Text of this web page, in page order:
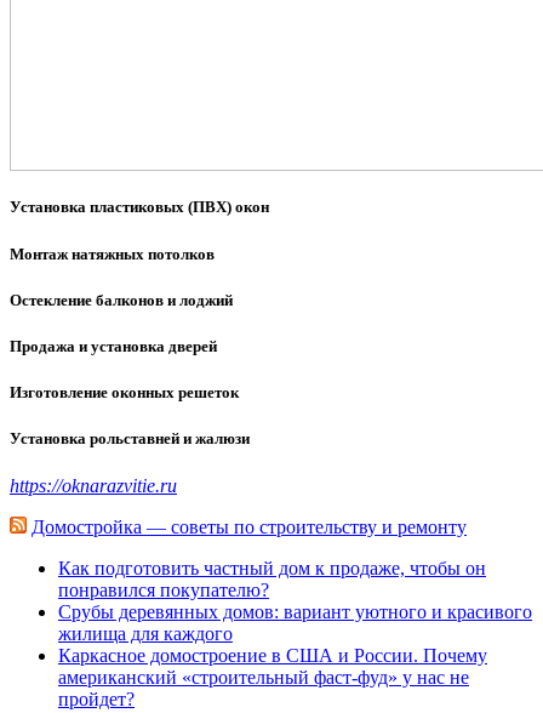
Установка пластиковых (ПВХ) окон
Монтаж натяжных потолков
Остекление балконов и лоджий
Продажа и установка дверей
Изготовление оконных решеток
Установка рольставней и жалюзи
https://oknarazvitie.ru
Домостройка — советы по строительству и ремонту
Как подготовить частный дом к продаже, чтобы он
понравился покупателю?
Срубы деревянных домов: вариант уютного и красивого
жилища для каждого
Каркасное домостроение в США и России. Почему
американский «строительный фаст-фуд» у нас не
пройдет?